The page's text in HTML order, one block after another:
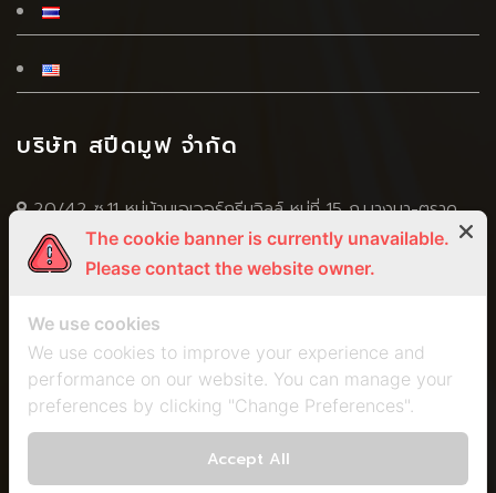
บริษัท สปีดมูฟ จำกัด
20/42 ซ.11 หมู่บ้านเอเวอร์กรีนวิลล์ หมู่ที่ 15 ถ.บางนา-ตราด
(กม.4.5) ซ.บางนา-ตราด 56 ต.บางแก้ว อ.บางพลี จ.สมุทปราการ
10540
+66 2 751 5269
+666 5056 4598 ,+668 3295 5924
+66 2 751 5259
spm2011@speed-move.com
marisa.speedmove@gmail.com
The cookie banner is currently unavailable.
Please contact the website owner.
We use cookies
We use cookies to improve your experience and
performance on our website. You can manage your
preferences by clicking "Change Preferences".
Accept All